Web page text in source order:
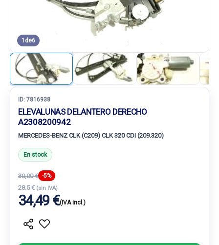
1 de6
ID: 7816938
ELEVALUNAS DELANTERO DERECHO
A2308200942
MERCEDES-BENZ CLK (C209) CLK 320 CDI (209.320)
En stock
30,00 € -5%
28.5 € (sin IVA)
34,49 €(IVA incl.)